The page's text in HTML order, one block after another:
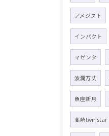
アメジスト
インパクト
マゼンタ
波瀾万丈
魚座新月
高崎twinstar